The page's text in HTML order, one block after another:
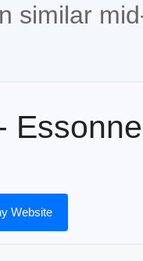
similar
Website